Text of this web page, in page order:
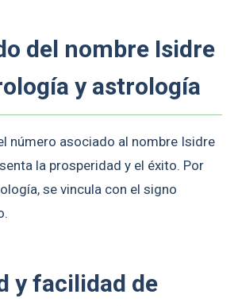
del nombre Isidre
y astrología
número asociado al nombre Isidre
la prosperidad y el éxito. Por
se vincula con el signo
y facilidad de